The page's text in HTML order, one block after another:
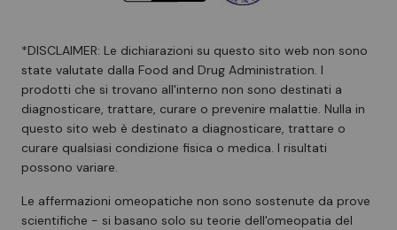
*DISCLAIMER: Le dichiarazioni su questo sito web non sono
state valutate dalla Food and Drug Administration. I
prodotti che si trovano all'interno non sono destinati a
diagnosticare, trattare, curare o prevenire malattie. Nulla in
questo sito web è destinato a diagnosticare, trattare o
curare qualsiasi condizione fisica o medica. I risultati
possono variare.
Le affermazioni omeopatiche non sono sostenute da prove
scientifiche - si basano solo su teorie dell'omeopatia del